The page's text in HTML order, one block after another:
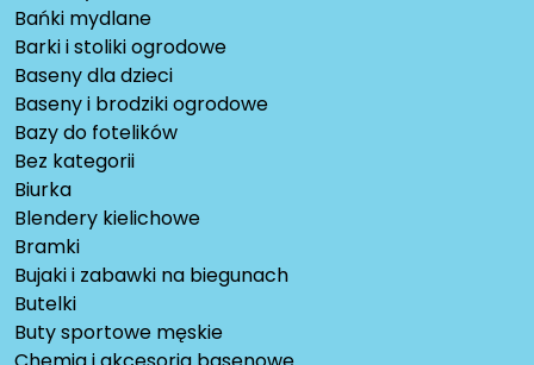
Bańki mydlane
Barki i stoliki ogrodowe
Baseny dla dzieci
Baseny i brodziki ogrodowe
Bazy do fotelików
Bez kategorii
Biurka
Blendery kielichowe
Bramki
Bujaki i zabawki na biegunach
Butelki
Buty sportowe męskie